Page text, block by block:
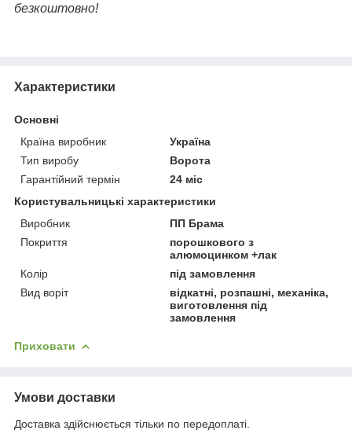
безкоштовно!
Характеристики
Основні
Країна виробник
Україна
Тип виробу
Ворота
Гарантійний термін
24 міс
Користувальницькі характеристики
Виробник
ПП Брама
Покриття
порошкового з
алюмоцинком +лак
Колір
під замовлення
Вид воріт
відкатні, розпашні, механіка,
виготовлення під
замовлення
Приховати
Умови доставки
Доставка здійснюється тільки по передоплаті.